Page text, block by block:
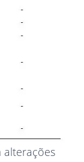
alterações